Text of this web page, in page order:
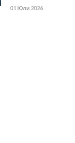
01 Юли 2026